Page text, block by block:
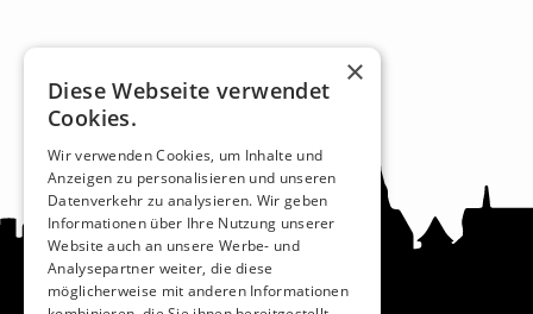
×
Diese Webseite verwendet
Cookies.
Wir verwenden Cookies, um Inhalte und
Anzeigen zu personalisieren und unseren
Datenverkehr zu analysieren. Wir geben
Informationen über Ihre Nutzung unserer
Website auch an unsere Werbe- und
Analysepartner weiter, die diese
möglicherweise mit anderen Informationen